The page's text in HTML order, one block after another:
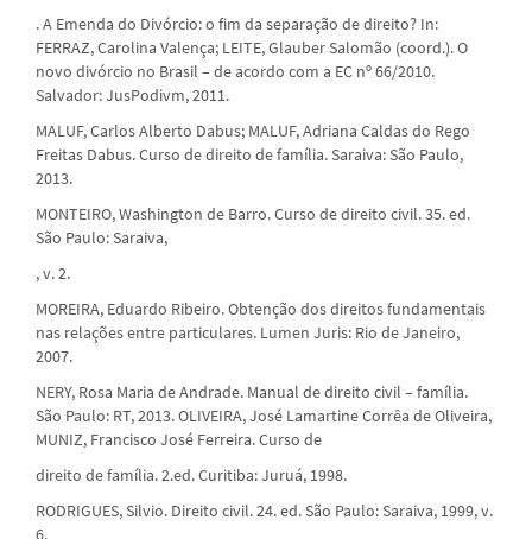
. A Emenda do Divórcio: o fim da separação de direito? In:
FERRAZ, Carolina Valença; LEITE, Glauber Salomão (coord.). O
novo divórcio no Brasil – de acordo com a EC nº 66/2010.
Salvador: JusPodivm, 2011.
MALUF, Carlos Alberto Dabus; MALUF, Adriana Caldas do Rego
Freitas Dabus. Curso de direito de família. Saraiva: São Paulo,
2013.
MONTEIRO, Washington de Barro. Curso de direito civil. 35. ed.
São Paulo: Saraiva,
, v. 2.
MOREIRA, Eduardo Ribeiro. Obtenção dos direitos fundamentais
nas relações entre particulares. Lumen Juris: Rio de Janeiro,
2007.
NERY, Rosa Maria de Andrade. Manual de direito civil – família.
São Paulo: RT, 2013. OLIVEIRA, José Lamartine Corrêa de Oliveira,
MUNIZ, Francisco José Ferreira. Curso de
direito de família. 2.ed. Curitiba: Juruá, 1998.
RODRIGUES, Silvio. Direito civil. 24. ed. São Paulo: Saraiva, 1999, v.
6.